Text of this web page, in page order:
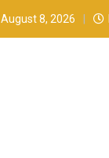
August 8, 2026